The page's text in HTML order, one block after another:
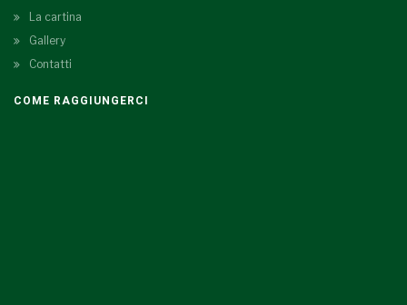
La cartina
Gallery
Contatti
COME RAGGIUNGERCI